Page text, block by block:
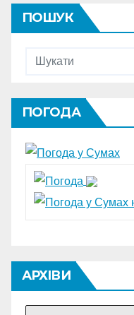
ПОШУК
ПОГОДА
АРХІВИ